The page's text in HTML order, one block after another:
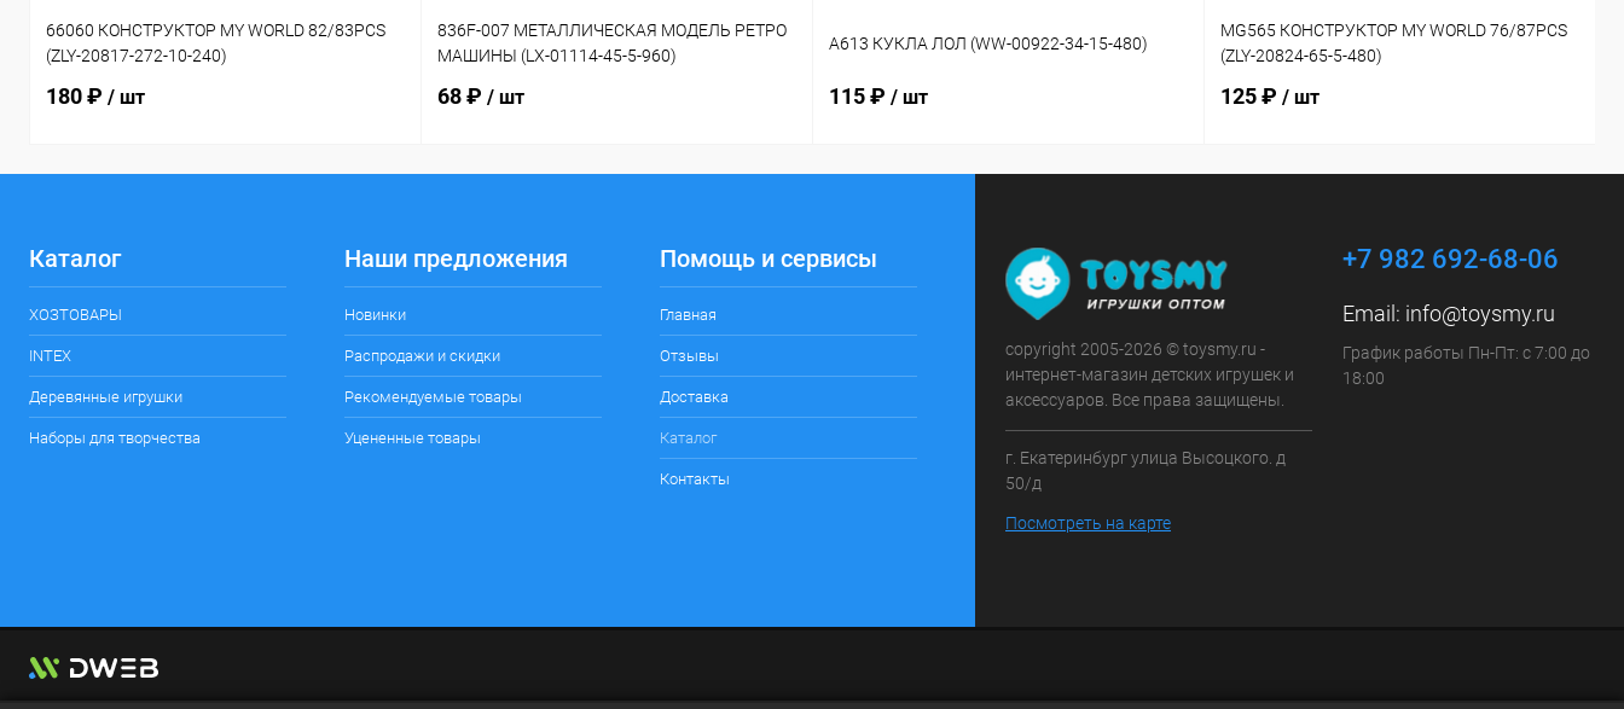
66060 КОНСТРУКТОР MY WORLD 82/83PCS
(ZLY-20817-272-10-240)
180 ₽ / шт
836F-007 МЕТАЛЛИЧЕСКАЯ МОДЕЛЬ РЕТРО
МАШИНЫ (LX-01114-45-5-960)
68 ₽ / шт
A613 КУКЛА ЛОЛ (WW-00922-34-15-480)
115 ₽ / шт
MG565 КОНСТРУКТОР MY WORLD 76/87PCS
(ZLY-20824-65-5-480)
125 ₽ / шт
Каталог
ХОЗТОВАРЫ
INTEX
Деревянные игрушки
Наборы для творчества
Наши предложения
Новинки
Распродажи и скидки
Рекомендуемые товары
Уцененные товары
Помощь и сервисы
Главная
Отзывы
Доставка
Каталог
Контакты
copyright 2005-2026 © toysmy.ru -
интернет-магазин детских игрушек и
аксессуаров. Все права защищены.
г. Екатеринбург улица Высоцкого. д
50/д
Посмотреть на карте
+7 982 692-68-06
Email: info@toysmy.ru
График работы Пн-Пт: с 7:00 до
18:00